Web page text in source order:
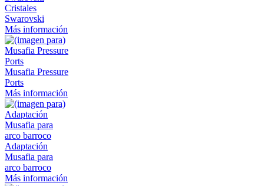
Cristales
Swarovski
Más información
Musafia Pressure
Ports
Más información
Adaptación
Musafia para
arco barroco
Más información